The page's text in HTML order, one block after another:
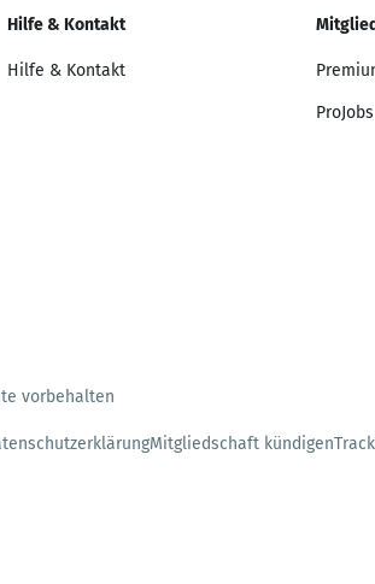
Hilfe & Kontakt
Hilfe & Kontakt
ProJobs
vorbehalten
Mitgliedschaft kündigen